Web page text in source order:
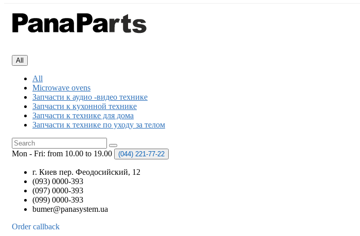
All
All
Microwave ovens
Запчасти к аудио -видео технике
Запчасти к кухонной технике
Запчасти к технике для дома
Запчасти к технике по уходу за телом
Mon - Fri: from 10.00 to 19.00 (044) 221-77-22
г. Киев пер. Феодосийский, 12
(093) 0000-393
(097) 0000-393
(099) 0000-393
bumer@panasystem.ua
Order callback